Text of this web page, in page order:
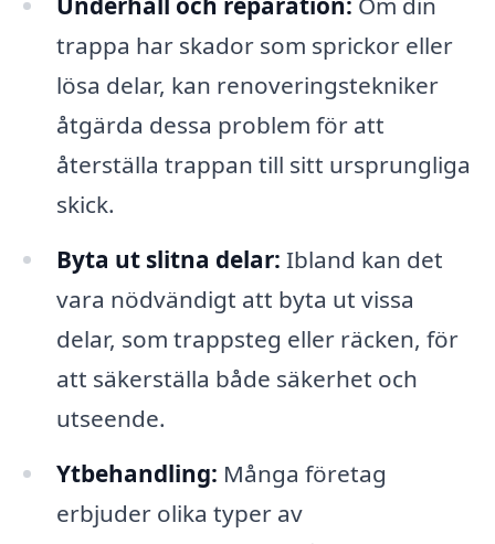
trappa har skador som sprickor eller
lösa delar, kan renoveringstekniker
åtgärda dessa problem för att
återställa trappan till sitt ursprungliga
skick.
Byta ut slitna delar: Ibland kan det
vara nödvändigt att byta ut vissa
delar, som trappsteg eller räcken, för
att säkerställa både säkerhet och
utseende.
Ytbehandling: Många företag
erbjuder olika typer av